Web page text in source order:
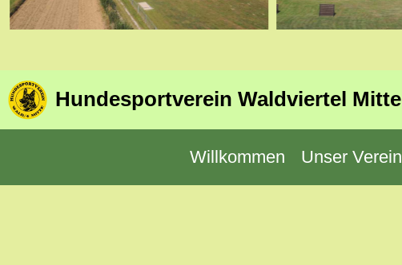
Hundesportverein Waldviertel Mitte
Willkommen Unser Verein